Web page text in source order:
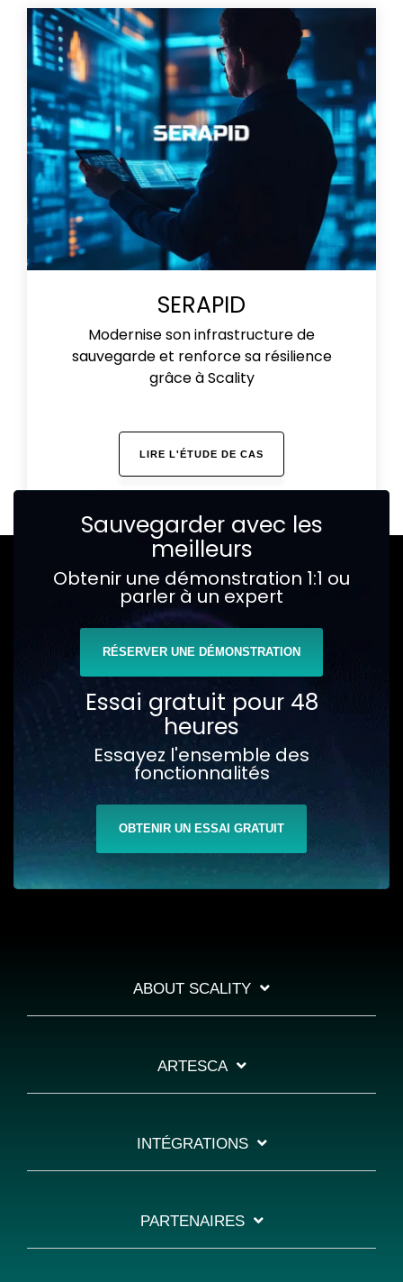
SERAPID
Modernise son infrastructure de
sauvegarde et renforce sa résilience
grâce à Scality
LIRE L'ÉTUDE DE CAS
Sauvegarder avec les
meilleurs
Obtenir une démonstration 1:1 ou
parler à un expert
RÉSERVER UNE DÉMONSTRATION
Essai gratuit pour 48
heures
Essayez l'ensemble des
fonctionnalités
OBTENIR UN ESSAI GRATUIT
ABOUT SCALITY
ARTESCA
INTÉGRATIONS
PARTENAIRES